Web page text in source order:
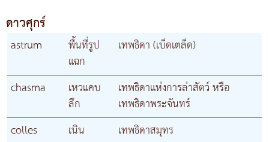
ดาวศุกร์
astrum พื้นที่รูป
แฉก
เทพธิดา (เบ็ดเตล็ด)
chasma เหวแคบ
ลึก
เทพธิดาแห่งการล่าสัตว์ หรือ
เทพธิดาพระจันทร์
colles
เนิน
เทพธิดาสมุทร